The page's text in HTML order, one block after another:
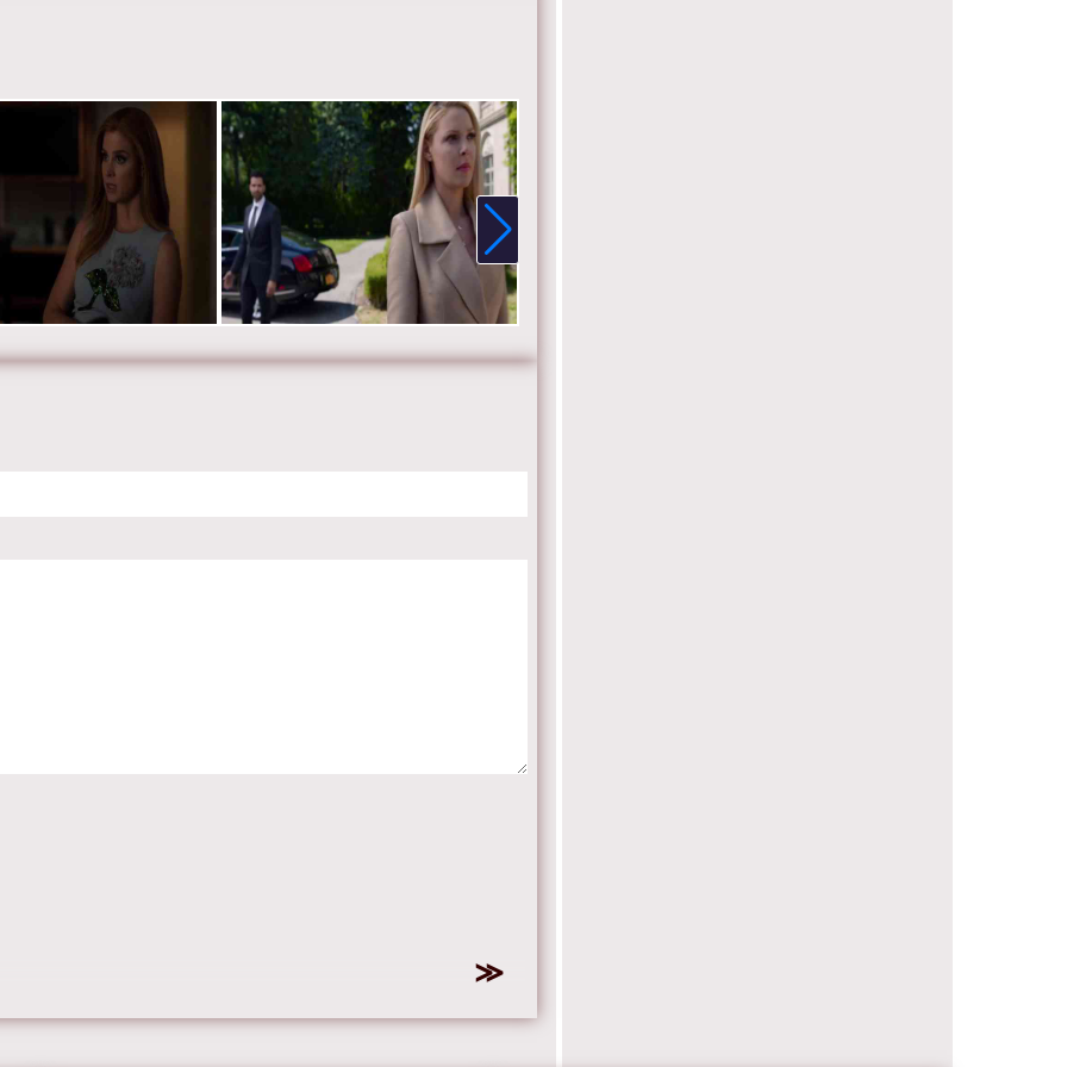
Дона обращается к Луису с просьбой возглавить
и в итоге Луис становится руководителем, одновременно
Саманту и Алекса по карьерной лестнице.
Сильвер Три
Рик Хоффман, Аманда Шулл, Гэбриел Махт, Сара Рафферти,
Патрик Джей Адамс, Джина Торрес, Дьюли Хилл и Меган
онлайн 8 сезон 10 серию «Форс-мажоры» бесплатно в хорошем
на телефоне, планшете, пк или телевизоре на сайте